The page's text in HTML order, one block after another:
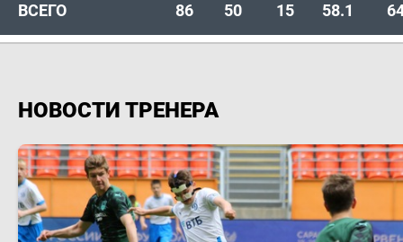
ВСЕГО 86 50 15 58.1
НОВОСТИ ТРЕНЕРА